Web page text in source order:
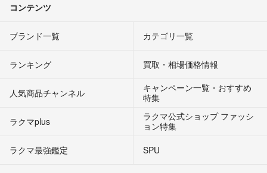
コンテンツ
ブランド一覧 カテゴリ一覧
ランキング 買取・相場価格情報
人気商品チャンネル
キャンペーン一覧・おすすめ
特集
ラクマplus
ラクマ公式ショップ ファッシ
ョン特集
ラクマ最強鑑定
SPU